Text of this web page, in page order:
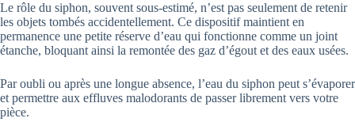
Le rôle du siphon, souvent sous-estimé, n’est pas seulement de retenir
les objets tombés accidentellement. Ce dispositif maintient en
permanence une petite réserve d’eau qui fonctionne comme un joint
étanche, bloquant ainsi la remontée des gaz d’égout et des eaux usées.
Par oubli ou après une longue absence, l’eau du siphon peut s’évaporer
et permettre aux effluves malodorants de passer librement vers votre
pièce.